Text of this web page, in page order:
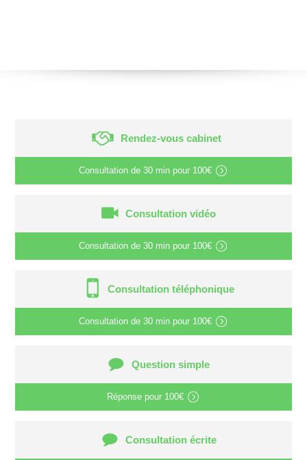
Rendez-vous cabinet
Consultation de 30 min pour 100€
Consultation vidéo
Consultation de 30 min pour 100€
Consultation téléphonique
Consultation de 30 min pour 100€
Question simple
Réponse pour 100€
Consultation écrite